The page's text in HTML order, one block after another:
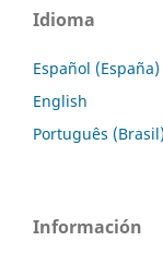
Idioma
Español (España)
English
Português (Brasil)
Información